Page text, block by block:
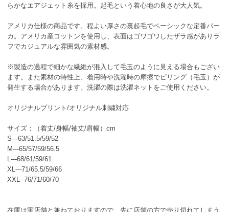
らかなエアジェット糸を採用。起毛という着心地の良さが大人気。
アメリカ仕様の商品です。程よい厚さの裏起毛でベーシックな定番パー
カ。アメリカ産コットンを使用し、表面はゴワゴワしたザラ感がありラ
フでカジュアルな雰囲気の素材感。
※製造の過程で細かな繊維が混入して毛玉のように見える場合もござい
ます。また素材の特性上、着用時や洗濯時の摩擦でピリング（毛玉）が
発生する場合があります。洗濯の際は洗濯ネットをご使用ください。
オリジナルプリント/オリジナル刺繍対応
サイズ：（着丈/身幅/袖丈/肩幅）cm
S---63/51.5/59/52
M---65/57/59/56.5
L---68/61/59/61
XL---71/65.5/59/66
XXL--76/71/60/70
在庫は実店舗と兼ねておりますので、先に店舗の方で売り切れてしまう